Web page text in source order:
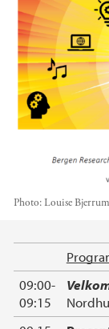
Photo:Louise Bjerrum
Main content
09:00-
09:15